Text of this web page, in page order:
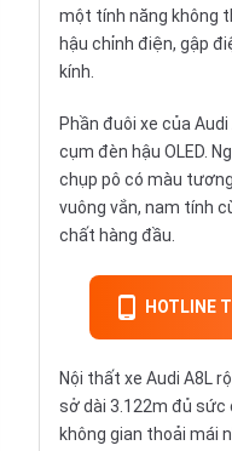
một tính năng không
hậu chỉnh điện, gập
kính.
Phần đuôi xe của
cụm đèn hậu OLED.
chụp pô có màu
vuông vắn, nam tính
chất hàng đầu.
HOTLINE
Nội thất xe Audi A8L
sở dài 3.122m đủ sức
không gian thoải mái